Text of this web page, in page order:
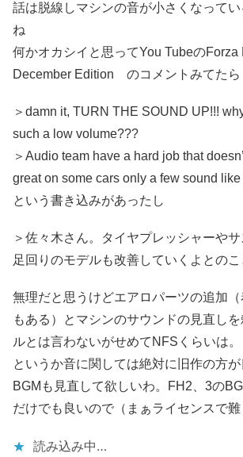
話は脱線しマシンの音が小さくなって
ね
何かオカシイと思ってYou TubeのForza
December Edition のコメントみてたら
＞damn it, TURN THE SOUND UP!!!
such a low volume???
＞Audio team have a hard job that
great on some cars only a few sound
という書き込みがあったし
＞佐々木さん。タイヤプレッシャーや
足回りのモデルも改善していくよとのこ
無理だと思うけどエアロパーツの追加
もある）とマシンのサウンドの見直し
ルとは言わないがせめてNFSくらいは。
というか音に関しては絶対に旧作の方が
BGMも見直して欲しいわ。FH2、3の
だけでも良いので（まぁライセンスで難
読み込み中…